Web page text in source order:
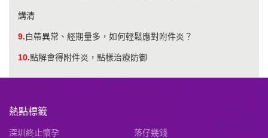
講清
9.白帶異常、經期量多，如何輕鬆應對附件炎？
10.點解會得附件炎，點樣治療防御
熱點標籤
深圳終止懷孕
落仔幾錢